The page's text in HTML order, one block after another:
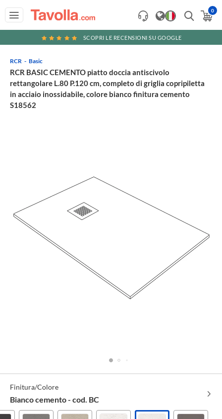
0
SCOPRI LE RECENSIONI SU GOOGLE
RCR Basic
RCR BASIC CEMENTO piatto doccia antiscivolo
rettangolare L.80 P.120 cm, completo di griglia copripiletta
in acciaio inossidabile, colore bianco finitura cemento
S18562
Specifiche
Tecniche
Finitura/Colore
Bianco cemento - cod. BC